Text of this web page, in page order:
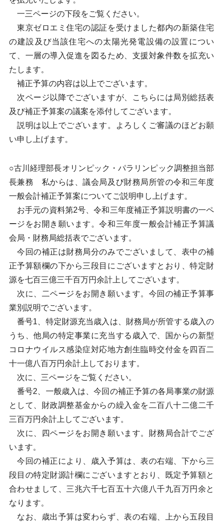
一三ページの下段をご覧ください。
東京ゼロエミ住宅の認証を受けました都内の新築住宅
の建設及び当該住宅への太陽光発電設備の設置につい
て、一層の導入促進を図るため、支援対象件数を拡充い
たします。
補正予算の内容は以上でございます。
次ページ以降でございますが、こちらには局別総括表
及び補正予算案の議案を添付してございます。
説明は以上でございます。よろしくご審議のほどお願
い申し上げます。
○古川経理部長オリンピック・パラリンピック調整担当部
長兼務 私からは、議会局及び財務局所管の令和三年度
一般会計補正予算案についてご説明申し上げます。
お手元の資料第2号、令和三年度補正予算説明書の一ペ
ージをお開き願います。令和三年度一般会計補正予算議
会局・財務局総括表でございます。
今回の補正は財務局分のみでございまして、表中の補
正予算額欄の下から三段目にございますとおり、特定財
源を七百三億三千百万円余計上してございます。
次に、二ページをお開き願います。今回の補正予算事
業別説明でございます。
番号1、特定財源充当歳入は、財務局が所管する歳入の
うち、他局の特定事業に充当する歳入で、国からの新型
コロナウイルス感染症対応地方創生臨時交付金を四百二
十一億八百万円余計上しております。
次に、三ページをご覧ください。
番号2、一般歳入は、今回の補正予算の各局事業の財源
として、財政調整基金からの繰入金を二百八十二億二千
三百万円余計上してございます。
次に、四ページをお開き願います。財務局合計でござ
います。
今回の補正により、歳入予算は、表の右端、下から三
段目の特定財源計欄にございますとおり、既定予算額と
合わせまして、三兆六千七百五十六億八千九百万円余と
なります。
なお、歳出予算は変わらず、表の右端、上から五段目